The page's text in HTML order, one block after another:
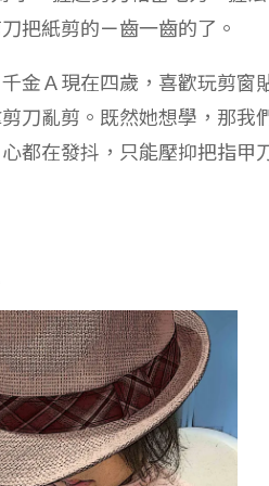
把紙剪的ㄧ齒一齒的了。
金Ａ現在四歲，喜歡玩剪窗
刀亂剪。既然她想學，那我
都在發抖，只能壓抑把指甲